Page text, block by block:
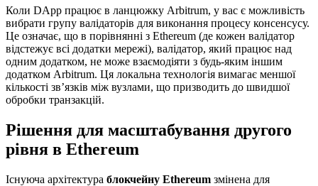
Коли DApp працює в ланцюжку Arbitrum, у вас є можливість
вибрати групу валідаторів для виконання процесу консенсусу.
Це означає, що в порівнянні з Ethereum (де кожен валідатор
відстежує всі додатки мережі), валідатор, який працює над
одним додатком, не може взаємодіяти з будь-яким іншим
додатком Arbitrum. Ця локальна технологія вимагає меншої
кількості зв’язків між вузлами, що призводить до швидшої
обробки транзакцій.
Рішення для масштабування другого
рівня в Ethereum
Існуюча архітектура блокчейну Ethereum змінена для